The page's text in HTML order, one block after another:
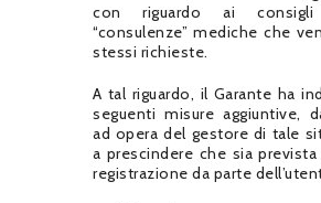
con riguardo ai
“consulenze” mediche che
stessi richieste.
A tal riguardo, il Garante ha
seguenti misure aggiuntive,
ad opera del gestore di tale
a prescindere che sia
registrazione da parte